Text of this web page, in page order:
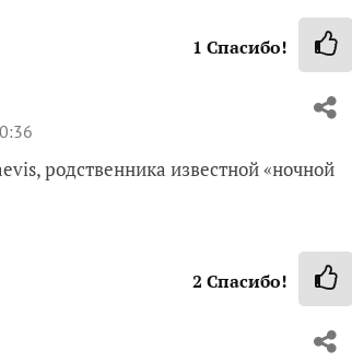
1 Спасибо!
родственника известной «ночной
2 Спасибо!